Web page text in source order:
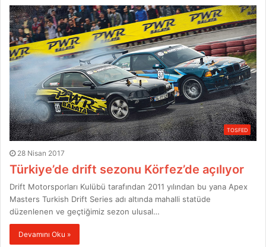
TOSFED
28 Nisan 2017
Türkiye’de drift sezonu Körfez’de açılıyor
Drift Motorsporları Kulübü tarafından 2011 yılından bu yana Apex
Masters Turkish Drift Series adı altında mahalli statüde
düzenlenen ve geçtiğimiz sezon ulusal…
Devamını Oku »